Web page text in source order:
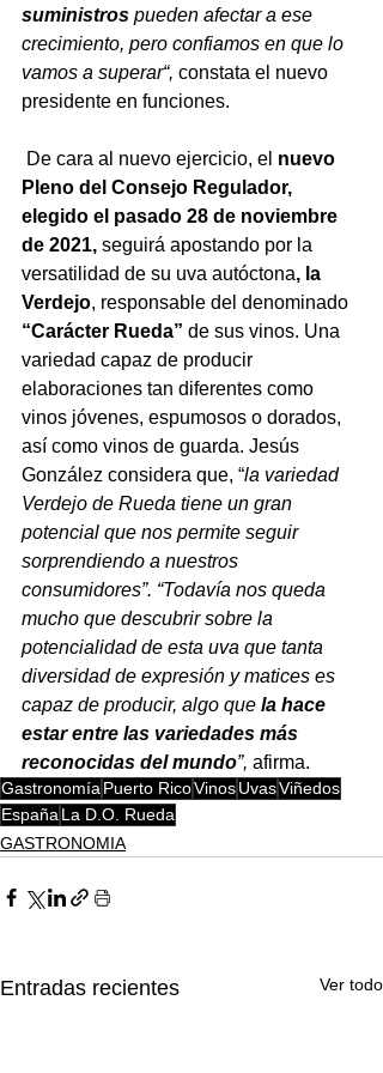
suministros pueden afectar a ese
crecimiento, pero confiamos en que lo
vamos a superar“, constata el nuevo
presidente en funciones.
De cara al nuevo ejercicio, el nuevo
Pleno del Consejo Regulador,
elegido el pasado 28 de noviembre
de 2021, seguirá apostando por la
versatilidad de su uva autóctona, la
Verdejo, responsable del denominado
“Carácter Rueda” de sus vinos. Una
variedad capaz de producir
elaboraciones tan diferentes como
vinos jóvenes, espumosos o dorados,
así como vinos de guarda. Jesús
González considera que, “la variedad
Verdejo de Rueda tiene un gran
potencial que nos permite seguir
sorprendiendo a nuestros
consumidores”. “Todavía nos queda
mucho que descubrir sobre la
potencialidad de esta uva que tanta
diversidad de expresión y matices es
capaz de producir, algo que la hace
estar entre las variedades más
reconocidas del mundo”, afirma.
Gastronomía Puerto RicoVinosUvasViñedos
España La D.O. Rueda
GASTRONOMIA
Entradas recientes Ver todo